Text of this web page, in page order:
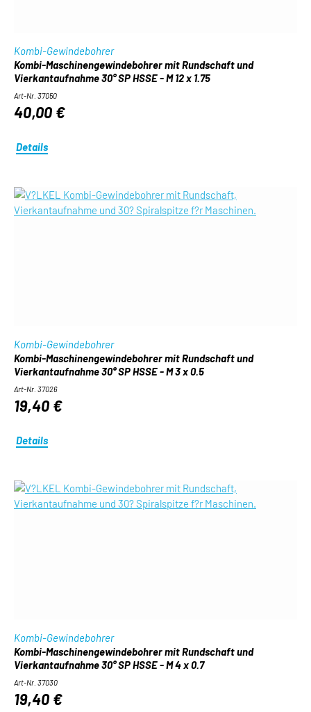
Kombi-Gewindebohrer
Kombi-Maschinengewindebohrer mit Rundschaft und
Vierkantaufnahme 30° SP HSSE - M 12 x 1.75
Art-Nr. 37050
40,00 €
Details
Kombi-Gewindebohrer
Kombi-Maschinengewindebohrer mit Rundschaft und
Vierkantaufnahme 30° SP HSSE - M 3 x 0.5
Art-Nr. 37026
19,40 €
Details
Kombi-Gewindebohrer
Kombi-Maschinengewindebohrer mit Rundschaft und
Vierkantaufnahme 30° SP HSSE - M 4 x 0.7
Art-Nr. 37030
19,40 €